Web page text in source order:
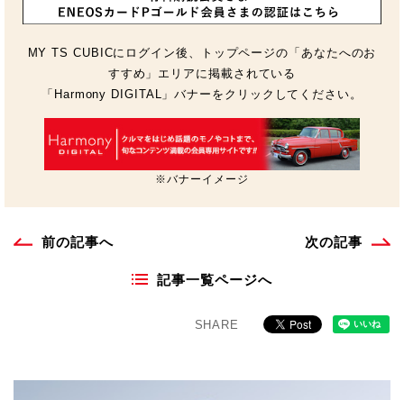
MY TS CUBICにログイン後、トップページの「あなたへのお
すすめ」エリアに掲載されている
「Harmony DIGITAL」バナーをクリックしてください。
※バナーイメージ
前の記事へ
記事一覧ページへ
次の記事
SHARE